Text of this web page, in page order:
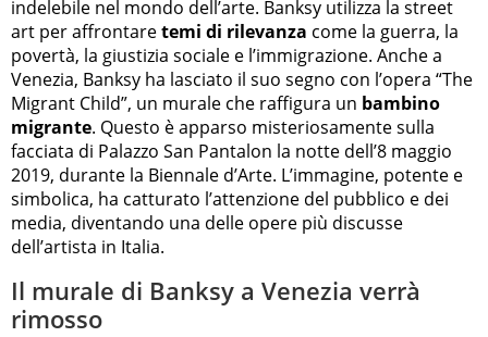
indelebile nel mondo dell’arte. Banksy utilizza la street
art per affrontaretemi di rilevanza come la guerra, la
povertà, la giustizia sociale e l’immigrazione. Anche a
Venezia, Banksy ha lasciato il suo segno con l’opera “The
Migrant Child”, un murale che raffigura un bambino
migrante. Questo è apparso misteriosamente sulla
facciata di Palazzo San Pantalon la notte dell’8 maggio
2019, durante la Biennale d’Arte. L’immagine, potente e
simbolica, ha catturato l’attenzione del pubblico e dei
media, diventando una delle opere più discusse
dell’artista in Italia.
Il murale di Banksy a Venezia verrà
rimosso